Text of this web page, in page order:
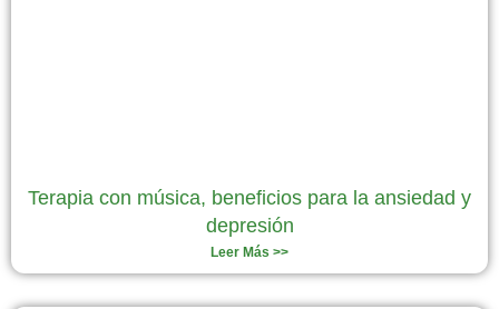
Terapia con música, beneficios para la ansiedad y
depresión
Leer Más >>